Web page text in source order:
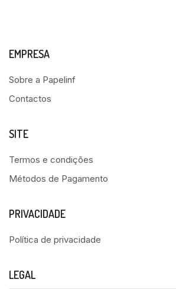
EMPRESA
Sobre a Papelinf
Contactos
SITE
Termos e condições
Métodos de Pagamento
PRIVACIDADE
Política de privacidade
LEGAL